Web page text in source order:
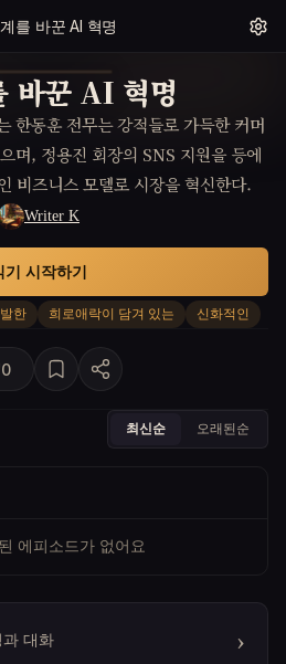
를 바꾼 AI 혁명
바꾼 AI 혁명
한동훈 전무는 강적들로 가득한 커머
며, 정용진 회장의 SNS 지원을 등에
비즈니스 모델로 시장을 혁신한다.
Writer K
한 희로애락이 담겨 있는 신화적인
기 시작하기
0
최신순 오래된순
에피소드가 없어요
과 대화 ›